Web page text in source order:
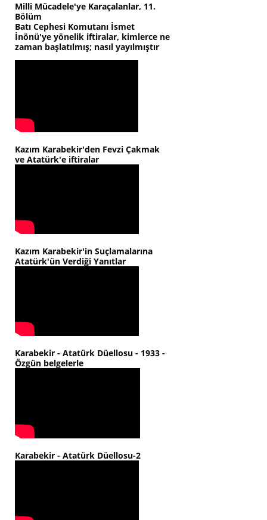
Milli Mücadele'ye Karaçalanlar, 11.
Bölüm
Batı Cephesi Komutanı İsmet
İnönü'ye yönelik iftiralar, kimlerce ne
zaman başlatılmış; nasıl yayılmıştır
Kazım Karabekir'den Fevzi Çakmak
ve Atatürk'e iftiralar
Kazım Karabekir'in Suçlamalarına
Atatürk'ün Verdiği Yanıtlar
Karabekir - Atatürk Düellosu - 1933 -
Özgün belgelerle
Karabekir - Atatürk Düellosu-2